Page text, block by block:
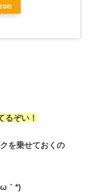
るぞい！
を乗せておくの
｀*)